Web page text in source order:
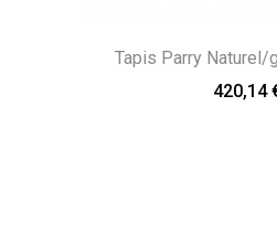
Tapis Parry Naturel/
420,14